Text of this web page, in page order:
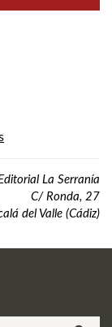
La Serranía
C/ Ronda, 27
del Valle (Cádiz)